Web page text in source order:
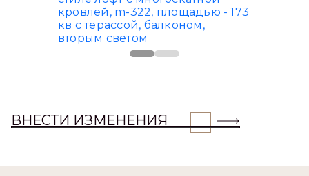
ВНЕСТИ ИЗМЕНЕНИЯ